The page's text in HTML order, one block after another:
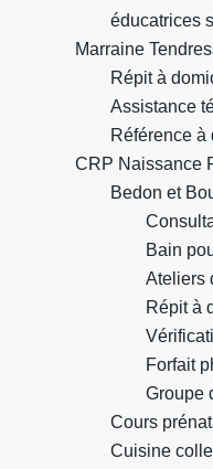
éducatrices
Marraine
Répit à
Assistance
Référence à
CRP Naissance
Bedon et
Bain
Ateliers
Répit à
Forfait
Groupe
Cours
Cuisine